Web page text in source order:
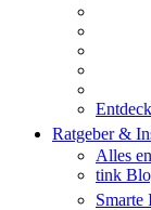
Ratgeber &
Alles
tink
Smarte